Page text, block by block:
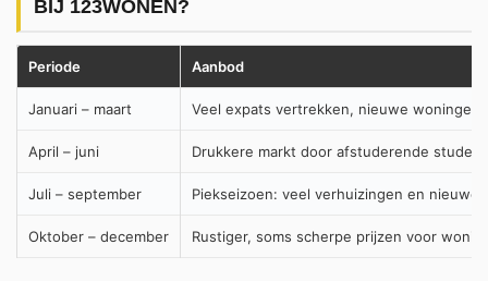
BIJ 123WONEN?
Periode Aanbod
Januari – maart Veel expats vertrekken, nieuwe woningen
April – juni Drukkere markt door afstuderende
Juli – september Piekseizoen: veel verhuizingen en nieuwe
Oktober – december Rustiger, soms scherpe prijzen voor